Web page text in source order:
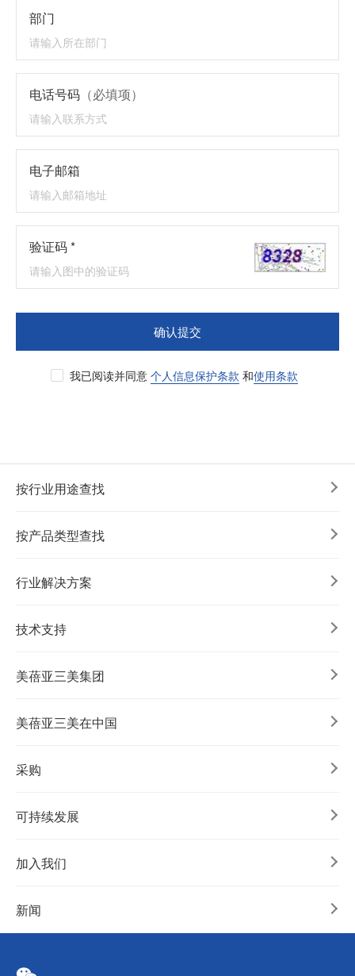
部门
电话号码 （必填项）
电子邮箱
验证码 *
确认提交
我已阅读并同意 个人信息保护条款 和使用条款
按行业用途查找
按产品类型查找
行业解决方案
技术支持
美蓓亚三美集团
美蓓亚三美在中国
采购
可持续发展
加入我们
新闻